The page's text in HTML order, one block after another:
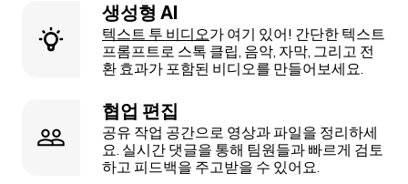
생성형 AI
텍스트 투 비디오가 여기 있어! 간단한 텍스트
프롬프트로 스톡 클립, 음악, 자막, 그리고 전
환 효과가 포함된 비디오를 만들어보세요.
협업 편집
공유 작업 공간으로 영상과 파일을 정리하세
요. 실시간 댓글을 통해 팀원들과 빠르게 검토
하고 피드백을 주고받을 수 있어요.